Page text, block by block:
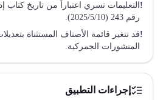
! التعليمات تسري اعتباراً من تاريخ كتاب
رقم 243 (2025/5/10).
!قد تتغير قائمة الأصناف المستثناة
المنشورات الجمركية.
إجراءات التطبيق